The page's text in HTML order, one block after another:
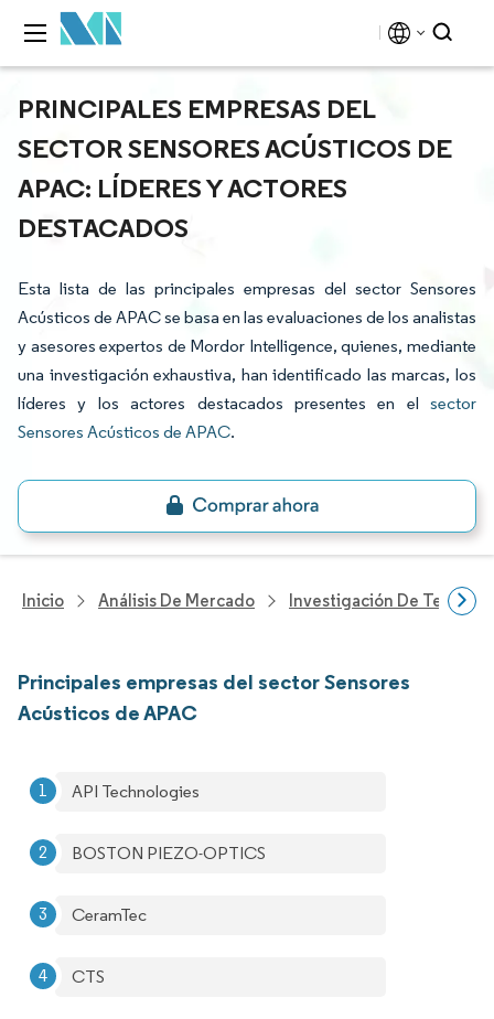
PRINCIPALES EMPRESAS DEL
SECTOR SENSORES ACÚSTICOS DE
APAC: LÍDERES Y ACTORES
DESTACADOS
Esta lista de las principales empresas del sector Sensores
Acústicos de APAC se basa en las evaluaciones de los analistas
y asesores expertos de Mordor Intelligence, quienes, mediante
una investigación exhaustiva, han identificado las marcas, los
líderes y los actores destacados presentes en el sector
Sensores Acústicos de APAC.
Inicio Análisis De Mercado Investigación De
Principales empresas del sector Sensores
Acústicos de APAC
API Technologies
BOSTON PIEZO-OPTICS
CeramTec
CTS